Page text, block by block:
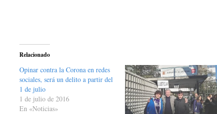
Relacionado
Opinar contra la Corona en redes
sociales, será un delito a partir del
1 de julio
1 de julio de 2016
En «Noticias»